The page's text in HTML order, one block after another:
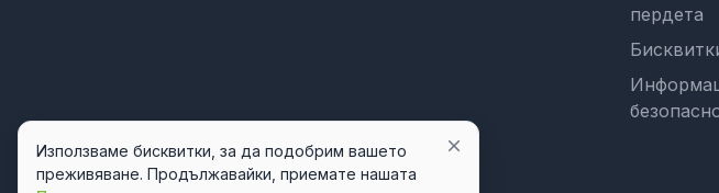
пердета
close
Използваме бисквитки, за да подобрим вашето
преживяване. Продължавайки, приемате нашата